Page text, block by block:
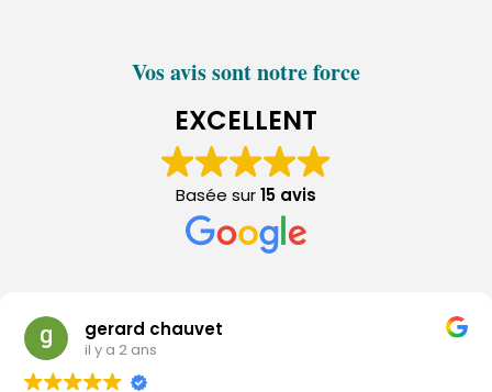
Vos avis sont notre force
EXCELLENT
Basée sur15 avis
gerard chauvet
il y a 2 ans